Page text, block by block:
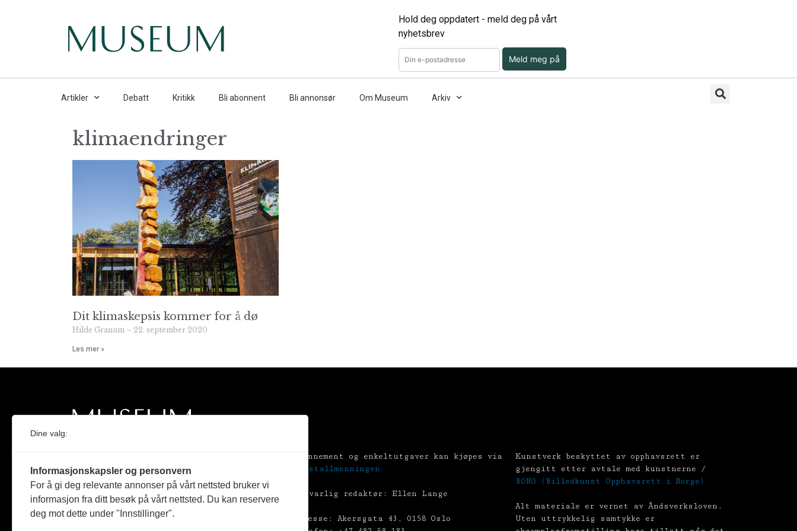
Hold deg oppdatert - meld deg på vårt
nyhetsbrev
Meld meg på
Artikler Debatt Kritikk Bli abonnent Bli annonsør Om Museum Arkiv
klimaendringer
Dit klimaskepsis kommer for å dø
Hilde Granum 22. september 2020
Les mer »
Medlem i Norsk tidsskriftforening og
Fagpressen
Støttet av Kulturrådet og Norges
Abonnement og enkeltutgaver kan kjøpes via
Tekstallmenningen
Ansvarlig redaktør: Ellen Lange
Adresse: Akersgata 43, 0158 Oslo
Kunstverk beskyttet av opphavsrett er
gjengitt etter avtale med kunstnerne /
BONO (Billedkunst Opphavsrett i Norge)
Alt materiale er vernet av Åndsverksloven.
Uten uttrykkelig samtykke er
Dine valg:
Informasjonskapsler og personvern
For å gi deg relevante annonser på vårt nettsted bruker vi
informasjon fra ditt besøk på vårt nettsted. Du kan reservere
deg mot dette under "Innstillinger".